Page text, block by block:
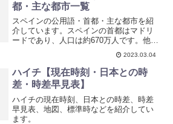
都・主な都市一覧
スペインの公用語・首都・主な都市を紹
介しています。スペインの首都はマドリ
ードであり、人口は約670万人です。他の
主要都市にはバルセロナ、バレンシア、
セビリア、マラガなどがあります。
2023.03.04
ハイチ【現在時刻・日本との時
差・時差早見表】
ハイチの現在時刻、日本との時差、時差
早見表、地図、標準時などを紹介してい
ます。